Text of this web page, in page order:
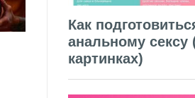
Как
анальному сексу
картинках)